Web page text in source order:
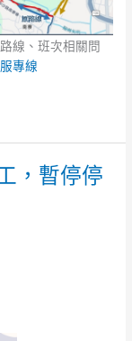
線、班次相關問
專線
，暫停停